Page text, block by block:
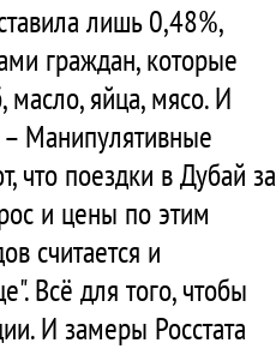
лишь 0,48%,
граждан, которые
яйца, мясо. И
Манипулятивные
что поездки в Дубай за
и цены по этим
считается и
Всё для того, чтобы
И замеры Росстата